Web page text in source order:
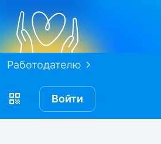
Работодателю
Войти